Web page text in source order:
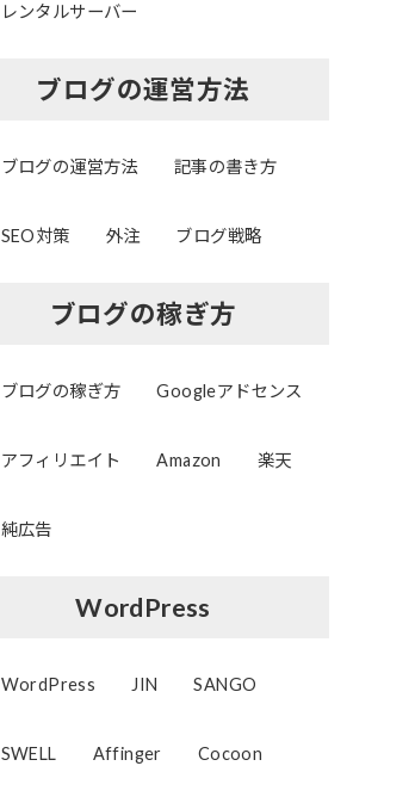
レンタルサーバー
ブログの運営方法
ブログの運営方法 記事の書き方
SEO対策 外注 ブログ戦略
ブログの稼ぎ方
ブログの稼ぎ方 Googleアドセンス
アフィリエイト Amazon 楽天
純広告
WordPress
WordPress JIN SANGO
SWELL Affinger Cocoon